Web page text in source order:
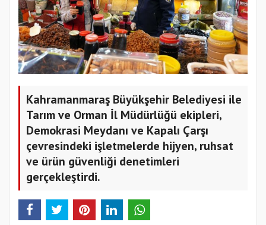
Kahramanmaraş Büyükşehir Belediyesi ile
Tarım ve Orman İl Müdürlüğü ekipleri,
Demokrasi Meydanı ve Kapalı Çarşı
çevresindeki işletmelerde hijyen, ruhsat
ve ürün güvenliği denetimleri
gerçekleştirdi.